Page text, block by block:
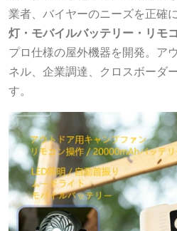
業者、バイヤーのニーズを正確
灯・モバイルバッテリー・リモ
プロ仕様の屋外機器を開発。ア
ネル、企業調達、クロスボーダ
す。